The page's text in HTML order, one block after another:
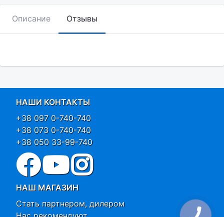
Описание Отзывы
НАШИ КОНТАКТЫ
+38 097 0-740-740
+38 073 0-740-740
+38 050 33-99-740
НАШ МАГАЗИН
Стать партнером, дилером